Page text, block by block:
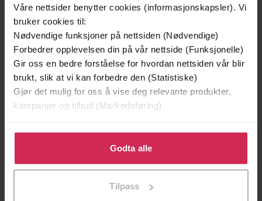
Våre nettsider benytter cookies (informasjonskapsler). Vi
bruker cookies til:
Nødvendige funksjoner på nettsiden (Nødvendige)
Forbedrer opplevelsen din på vår nettside (Funksjonelle)
Gir oss en bedre forståelse for hvordan nettsiden vår blir
brukt, slik at vi kan forbedre den (Statistiske)
Gjør det mulig for oss å vise deg relevante produkter,
kampanjer og tilbud (Markedsføring)
Klikk på «Godta alle» for å gi oss ditt samtykke til å
bruke cookies for alle disse formålene. Du kan også
tilpasse ditt samtykke til spesifikke formål ved å klikke
Godta alle
Tilpass
Cappelen Damm
Utgitt 26.01.2010
Lengde 8:25
Sjanger Krim
Serie Konrad Sejer
2
Språk Bokmål